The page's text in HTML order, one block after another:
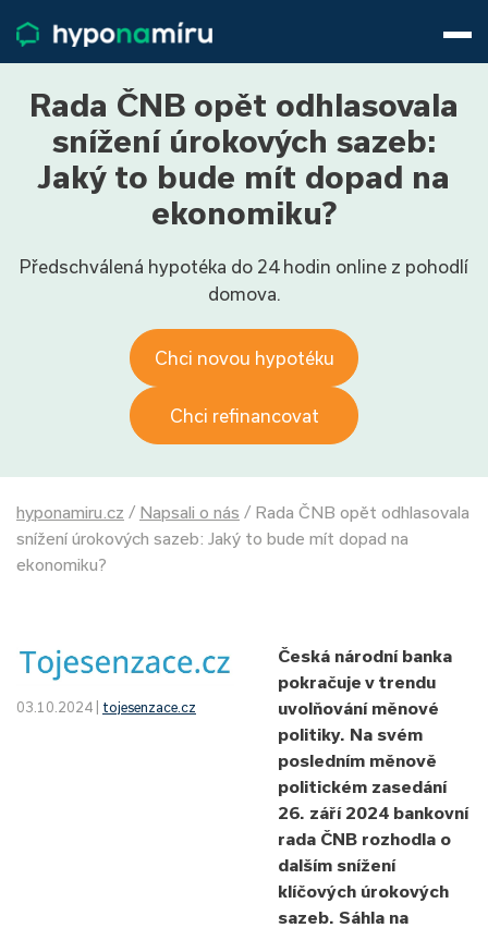
Životní pojištění
Pojištění nemovitosti
Články
O nás
800 688 388
9−16 hod.
Rada ČNB opět odhlasovala
snížení úrokových sazeb:
Jaký to bude mít dopad na
ekonomiku?
Předschválená hypotéka do 24 hodin online z pohodlí
domova.
Chci novou hypotéku
Chci refinancovat
hyponamiru.cz / Napsali o nás / Rada ČNB opět odhlasovala
snížení úrokových sazeb: Jaký to bude mít dopad na
ekonomiku?
03.10.2024 | tojesenzace.cz
Česká národní banka
pokračuje v trendu
uvolňování měnové
politiky. Na svém
posledním měnově
politickém zasedání
26. září 2024 bankovní
rada ČNB rozhodla o
dalším snížení
klíčových úrokových
sazeb. Sáhla na